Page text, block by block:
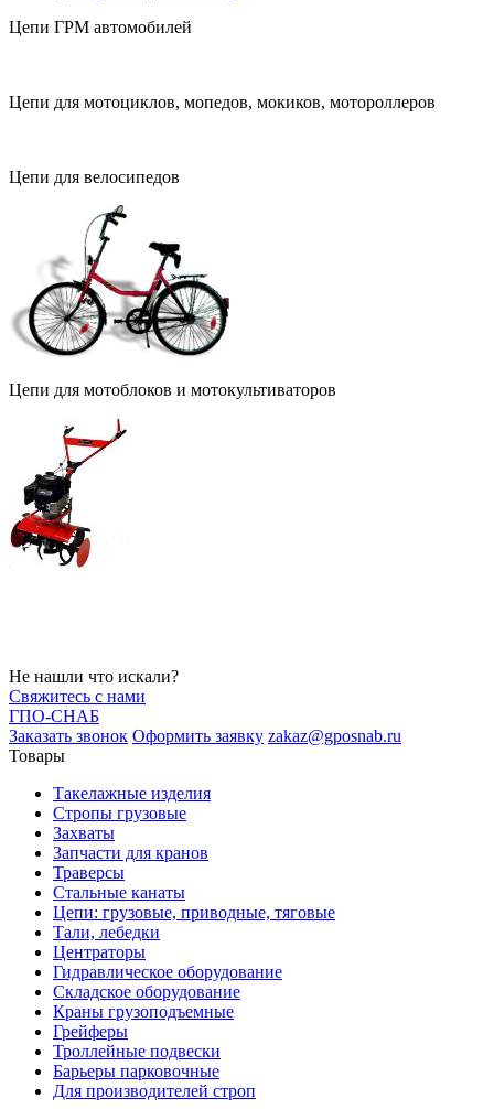
Цепи ГРМ автомобилей
Цепи для мотоциклов, мопедов, мокиков, мотороллеров
Цепи для велосипедов
Цепи для мотоблоков и мотокультиваторов
Не нашли что искали?
Свяжитесь с нами
ГПО-СНАБ
Заказать звонок Оформить заявку zakaz@gposnab.ru
Товары
Такелажные изделия
Стропы грузовые
Захваты
Запчасти для кранов
Траверсы
Стальные канаты
Цепи: грузовые, приводные, тяговые
Тали, лебедки
Центраторы
Гидравлическое оборудование
Складское оборудование
Краны грузоподъемные
Грейферы
Троллейные подвески
Барьеры парковочные
Для производителей строп